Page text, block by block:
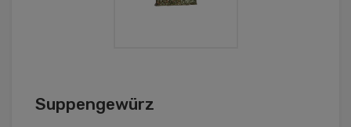
Suppengewürz